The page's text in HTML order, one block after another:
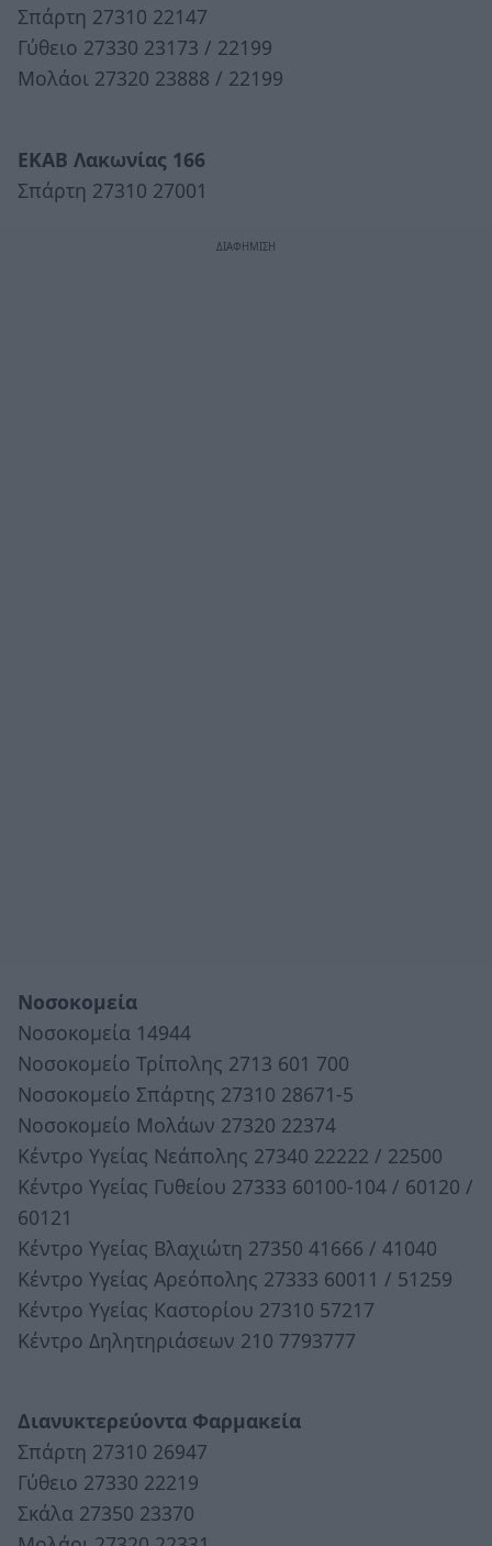
Σπάρτη 27310 22147
Γύθειο 27330 23173 / 22199
Μολάοι 27320 23888 / 22199
ΕΚΑΒ Λακωνίας 166
Σπάρτη 27310 27001
Νοσοκομεία
Νοσοκομεία 14944
Νοσοκομείο Τρίπολης 2713 601 700
Νοσοκομείο Σπάρτης 27310 28671-5
Νοσοκομείο Μολάων 27320 22374
Κέντρο Υγείας Νεάπολης 27340 22222 / 22500
Κέντρο Υγείας Γυθείου 27333 60100-104 / 60120 /
60121
Κέντρο Υγείας Βλαχιώτη 27350 41666 / 41040
Κέντρο Υγείας Αρεόπολης 27333 60011 / 51259
Κέντρο Υγείας Καστορίου 27310 57217
Κέντρο Δηλητηριάσεων 210 7793777
Διανυκτερεύοντα Φαρμακεία
Σπάρτη 27310 26947
Γύθειο 27330 22219
Σκάλα 27350 23370